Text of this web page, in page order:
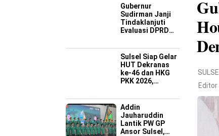
Gubernur
Sudirman Janji
Tindaklanjuti
Evaluasi DPRD
Buruk OPD
Sulsel Siap Gelar
HUT Dekranas
ke-46 dan HKG
PKK 2026,
Promosi Wastra-
Kriya hingga
Dongkrak
Ekonomi Daerah
Addin
Jauharuddin
Lantik PW GP
Ansor Sulsel,
SULSEL
Editor